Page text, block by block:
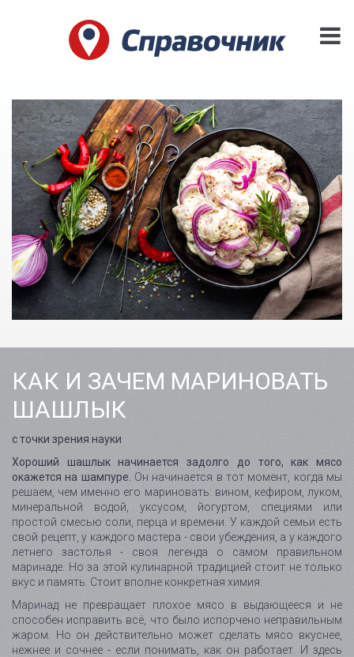
КАК И ЗАЧЕМ МАРИНОВАТЬ
ШАШЛЫК
с точки зрения науки
Хороший шашлык начинается задолго до того, как мясо
окажется на шампуре. Он начинается в тот момент, когда мы
решаем, чем именно его мариновать: вином, кефиром, луком,
минеральной водой, уксусом, йогуртом, специями или
простой смесью соли, перца и времени. У каждой семьи есть
свой рецепт, у каждого мастера - свои убеждения, а у каждого
летнего застолья - своя легенда о самом правильном
маринаде. Но за этой кулинарной традицией стоит не только
вкус и память. Стоит вполне конкретная химия.
Маринад не превращает плохое мясо в выдающееся и не
способен исправить всё, что было испорчено неправильным
жаром. Но он действительно может сделать мясо вкуснее,
нежнее и сочнее - если понимать, как он работает. И здесь